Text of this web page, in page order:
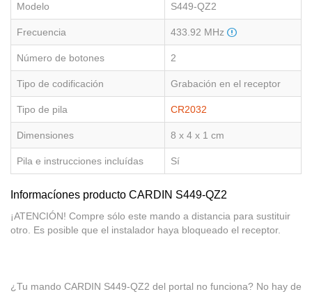
Modelo S449-QZ2
Frecuencia 433.92 MHz
Número de botones 2
Tipo de codificación Grabación en el receptor
Tipo de pila CR2032
Dimensiones 8 x 4 x 1 cm
Pila e instrucciones incluídas Sí
Informacíones producto CARDIN S449-QZ2
¡ATENCIÓN! Compre sólo este mando a distancia para sustituir
otro. Es posible que el instalador haya bloqueado el receptor.
¿Tu mando CARDIN S449-QZ2 del portal no funciona? No hay de